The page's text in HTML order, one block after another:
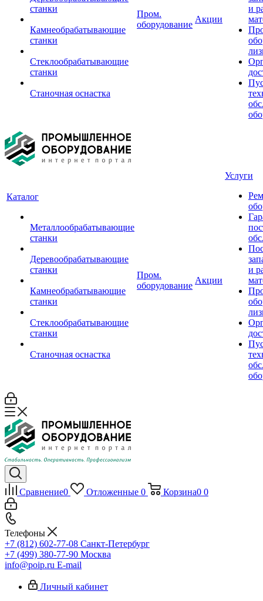
станки
Камнеобрабатывающие
станки
Стеклообрабатывающие
станки
Станочная оснастка
Пром.
оборудование
Акции
и
Каталог
Металлообрабатывающие
станки
Деревообрабатывающие
станки
Камнеобрабатывающие
станки
Стеклообрабатывающие
станки
Станочная оснастка
Пром.
оборудование
Акции
Услуги
и
Сравнение0 Отложенные 0 Корзина0 0
Телефоны
+7 (812) 602-77-08 Санкт-Петербург
+7 (499) 380-77-90 Москва
info@poip.ru E-mail
Личный кабинет